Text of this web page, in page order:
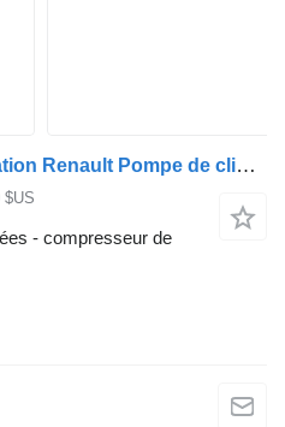
Compresseur de climatisation Renault Pompe de climatisation 7482492298 pour camion Renault
$US
- compresseur de